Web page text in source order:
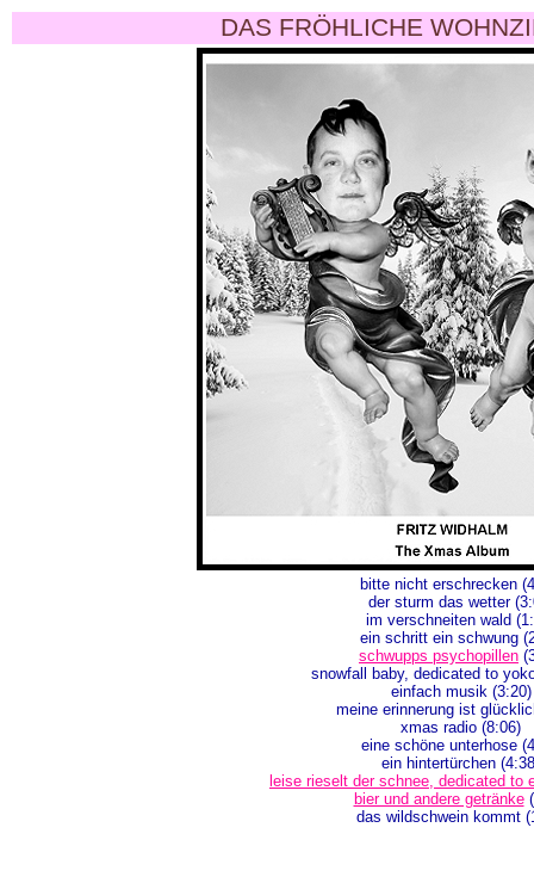
DAS FRÖHLICHE
bitte nicht erschrecken
der sturm das wetter
im verschneiten wald
ein schritt ein schwung
schwupps psychopillen
snowfall baby, dedicated to
einfach musik (3:20)
meine erinnerung ist
xmas radio (8:06)
eine schöne unterhose
ein hintertürchen
leise rieselt der schnee, dedicated to
bier und andere getränke
das wildschwein kommt